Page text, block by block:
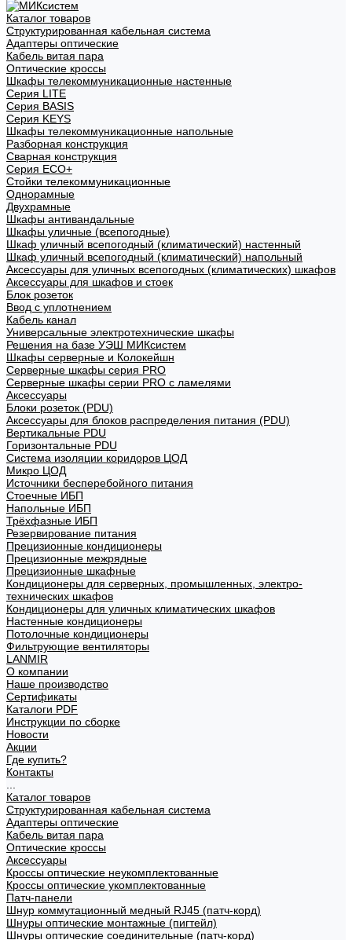
Каталог товаров
Структурированная кабельная система
Адаптеры оптические
Кабель витая пара
Оптические кроссы
Шкафы телекоммуникационные настенные
Cерия LITE
Cерия BASIS
Cерия KEYS
Шкафы телекоммуникационные напольные
Разборная конструкция
Сварная конструкция
Серия ECO+
Стойки телекоммуникационные
Однорамные
Двухрамные
Шкафы антивандальные
Шкафы уличные (всепогодные)
Шкаф уличный всепогодный (климатический) настенный
Шкаф уличный всепогодный (климатический) напольный
Аксессуары для уличных всепогодных (климатических) шкафов
Аксессуары для шкафов и стоек
Блок розеток
Ввод с уплотнением
Кабель канал
Универсальные электротехнические шкафы
Решения на базе УЭШ МИКсистем
Шкафы серверные и Колокейшн
Серверные шкафы серия PRO
Серверные шкафы серии PRO с ламелями
Аксессуары
Блоки розеток (PDU)
Аксессуары для блоков распределения питания (PDU)
Вертикальные PDU
Горизонтальные PDU
Система изоляции коридоров ЦОД
Микро ЦОД
Источники бесперебойного питания
Стоечные ИБП
Напольные ИБП
Трёхфазные ИБП
Резервирование питания
Прецизионные кондиционеры
Прецизионные межрядные
Прецизионные шкафные
Кондиционеры для серверных, промышленных, электро-
технических шкафов
Кондиционеры для уличных климатических шкафов
Настенные кондиционеры
Потолочные кондиционеры
Фильтрующие вентиляторы
LANMIR
О компании
Наше производство
Сертификаты
Каталоги PDF
Инструкции по сборке
Новости
Акции
Где купить?
Контакты
Каталог товаров
Структурированная кабельная система
Адаптеры оптические
Кабель витая пара
Оптические кроссы
Аксессуары
Кроссы оптические неукомплектованные
Кроссы оптические укомплектованные
Патч-панели
Шнур коммутационный медный RJ45 (патч-корд)
Шнуры оптические монтажные (пигтейл)
Шнуры оптические соединительные (патч-корд)